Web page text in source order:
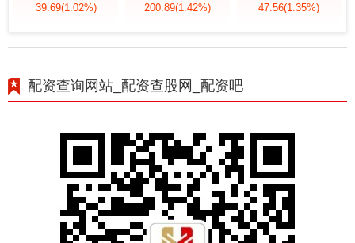
39.69(1.02%) 200.89(1.42%) 47.56(1.35%)
配资查询网站_配资查股网_配资吧